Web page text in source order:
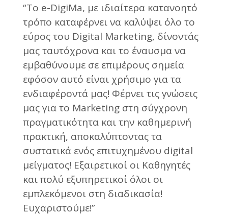
“Το e-DigiMa, με ιδιαίτερα κατανοητό
τρόπο καταφέρνει να καλύψει όλο το
εύρος του Digital Marketing, δίνοντάς
μας ταυτόχρονα και το έναυσμα να
εμβαθύνουμε σε επιμέρους σημεία
εφόσον αυτό είναι χρήσιμο για τα
ενδιαφέροντά μας! Φέρνει τις γνώσεις
μας για το Marketing στη σύγχρονη
πραγματικότητα και την καθημερινή
πρακτική, αποκαλύπτοντας τα
συστατικά ενός επιτυχημένου digital
μείγματος! Εξαιρετικοί οι Καθηγητές
και πολύ εξυπηρετικοί όλοι οι
εμπλεκόμενοι στη διαδικασία!
Ευχαριστούμε!”